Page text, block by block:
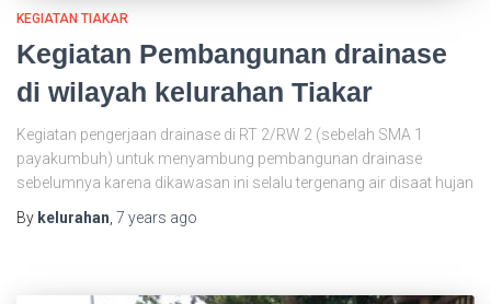
KEGIATAN TIAKAR
Kegiatan Pembangunan drainase
di wilayah kelurahan Tiakar
Kegiatan pengerjaan drainase di RT 2/RW 2 (sebelah SMA 1
payakumbuh) untuk menyambung pembangunan drainase
sebelumnya karena dikawasan ini selalu tergenang air disaat hujan
By kelurahan 7 years ago